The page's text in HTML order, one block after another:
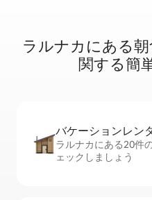
ラルナカに⁠あ⁠る
関⁠す⁠る簡⁠
バケーションレ⁠ン⁠
ラルナカにある20件
ェックしましょう